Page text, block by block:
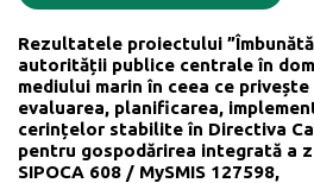
Rezultatele proiectului
autorității publice centrale în
mediului marin în ceea ce
evaluarea, planificarea,
cerințelor stabilite în Directiva
pentru gospodărirea integrată a
SIPOCA 608 / MySMIS 127598,